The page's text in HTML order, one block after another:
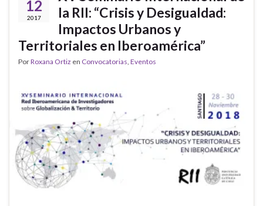
12
2017
la RII: “Crisis y Desigualdad:
Impactos Urbanos y
Territoriales en Iberoamérica”
PorRoxana Ortiz en Convocatorias, Eventos